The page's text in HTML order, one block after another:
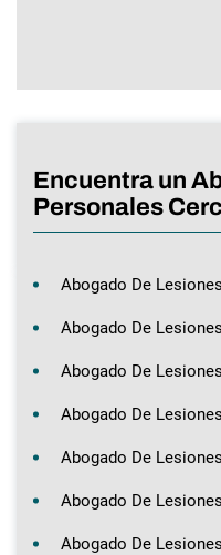
Encuentra un
Personales
Abogado De
Abogado De
Abogado De
Abogado De
Abogado De
Abogado De
Abogado De